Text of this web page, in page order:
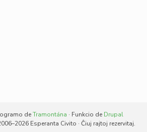
deTramontána · Funkcio de Drupal
Esperanta Civito · Ĉiuj rajtoj rezervitaj.